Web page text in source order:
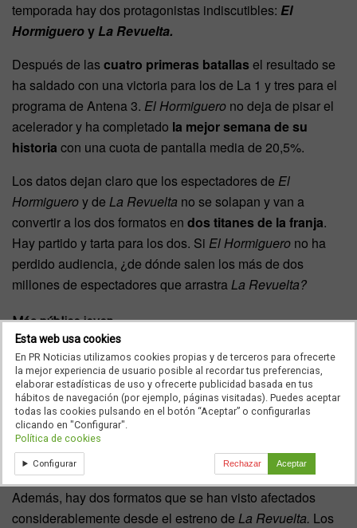
temporada hay dos protagonistas indiscutibles: El
HormigueroyLa Revuelta.
Después de lascuatro primeras batallas el resultado se
ha saldado con una victoria para los de La 1 y tres para el
programa de Antena 3. El Hormiguero no deja de pisar el
acelerador y ha completado la mejor semana de su
historia con una cuota de pantalla media de 20,5%.
Los datos dejan claro que los espectadores de El
Hormigueroy de La Revuelta no se solapan y van a
convertir a los dos formatos en dos titanes de la franja.
Hay partido y tarta para los dos. Si El Hormiguero no ha
perdido audiencia, ¿de dónde salen los más de dos
millones de espectadores que arrastraLa Revuelta?
Más público joven
Según los datos emitidos porBarlovento, desde el
estreno deLa Revuelta,se ha incrementado elconsumo
de televisión entre los jóvenesen la franja del access un
13,4% respecto a 2022 y un 13,9% respecto a 2023, lo que
supone el mayor consumo de la franja en este target en los
últimos tres años.
Además, hay dos formatos que se han visto afectados
considerablemente desde el estreno de La Revuelta. Los
Esta web usa cookies
En PR Noticias utilizamos cookies propias y de terceros para ofrecerte
la mejor experiencia de usuario posible al recordar tus preferencias,
elaborar estadísticas de uso y ofrecerte publicidad basada en tus
hábitos de navegación (por ejemplo, páginas visitadas). Puedes aceptar
todas las cookies pulsando en el botón “Aceptar” o configurarlas
clicando en "Configurar".
Política de cookies
Configurar Rechazar Aceptar